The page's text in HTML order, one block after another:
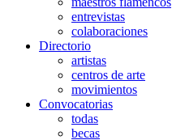
entrevistas
colaboraciones
Directorio
artistas
centros de arte
movimientos
Convocatorias
todas
becas